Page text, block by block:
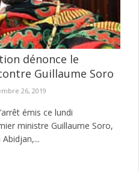
dénonce le
Guillaume Soro
26, 2019
émis ce lundi
ministre Guillaume Soro,